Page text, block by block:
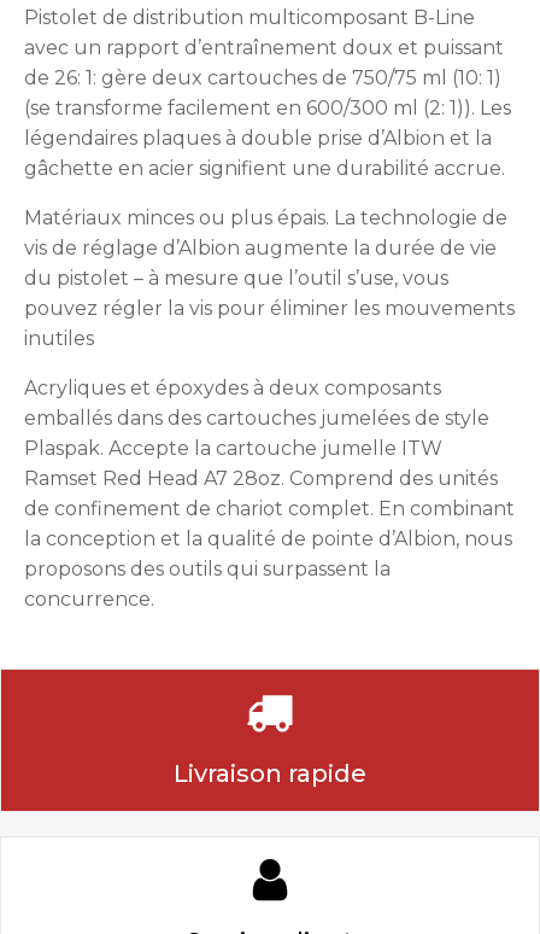
Pistolet de distribution multicomposant B-Line
avec un rapport d’entraînement doux et puissant
de 26: 1: gère deux cartouches de 750/75 ml (10: 1)
(se transforme facilement en 600/300 ml (2: 1)). Les
légendaires plaques à double prise d’Albion et la
gâchette en acier signifient une durabilité accrue.
Matériaux minces ou plus épais. La technologie de
vis de réglage d’Albion augmente la durée de vie
du pistolet – à mesure que l’outil s’use, vous
pouvez régler la vis pour éliminer les mouvements
inutiles
Acryliques et époxydes à deux composants
emballés dans des cartouches jumelées de style
Plaspak. Accepte la cartouche jumelle ITW
Ramset Red Head A7 28oz. Comprend des unités
de confinement de chariot complet. En combinant
la conception et la qualité de pointe d’Albion, nous
proposons des outils qui surpassent la
concurrence.
Livraison rapide